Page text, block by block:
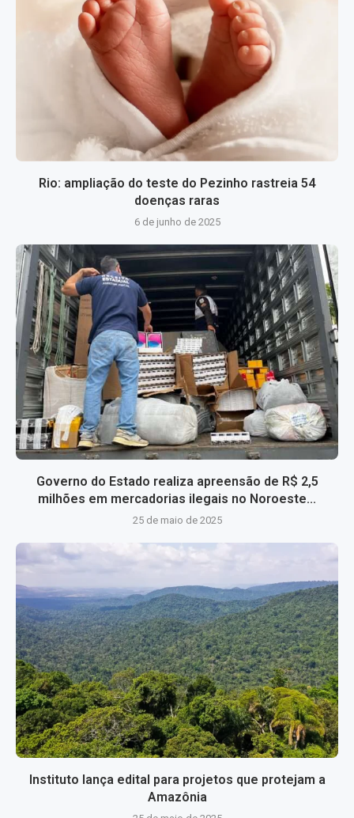
Rio: ampliação do teste do Pezinho rastreia 54
doenças raras
6 de junho de 2025
Governo do Estado realiza apreensão de R$ 2,5
milhões em mercadorias ilegais no Noroeste...
25 de maio de 2025
Instituto lança edital para projetos que protejam a
Amazônia